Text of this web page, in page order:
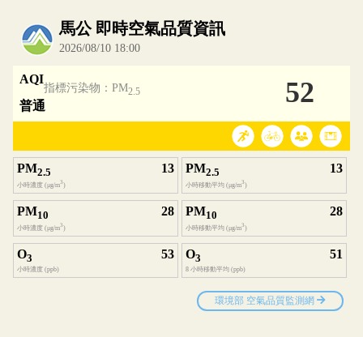
內嵌空氣品質小工具為視覺預覽，完整即時空